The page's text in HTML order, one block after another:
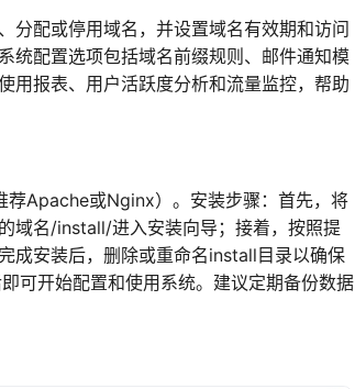
分配或停用域名，并设置域名有效期和访问
统配置选项包括域名前缀规则、邮件通知模
用报表、用户活跃度分析和流量监控，帮助
荐Apache或Nginx）。安装步骤：首先，将
域名/install/进入安装向导；接着，按照提
成安装后，删除或重命名install目录以确保
可开始配置和使用系统。建议定期备份数据